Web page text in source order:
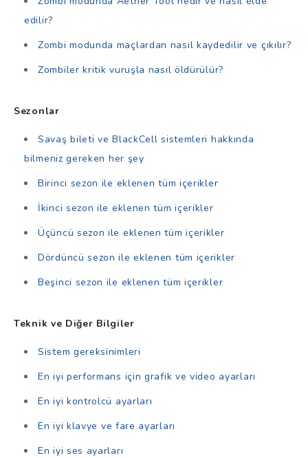
edilir?
Zombi modunda maçlardan nasıl kaydedilir ve çıkılır?
Zombiler kritik vuruşla nasıl öldürülür?
Sezonlar
Savaş bileti ve BlackCell sistemleri hakkında
bilmeniz gereken her şey
Birinci sezon ile eklenen tüm içerikler
İkinci sezon ile eklenen tüm içerikler
Üçüncü sezon ile eklenen tüm içerikler
Dördüncü sezon ile eklenen tüm içerikler
Beşinci sezon ile eklenen tüm içerikler
Teknik ve Diğer Bilgiler
Sistem gereksinimleri
En iyi performans için grafik ve video ayarları
En iyi kontrolcü ayarları
En iyi klavye ve fare ayarları
En iyi ses ayarları